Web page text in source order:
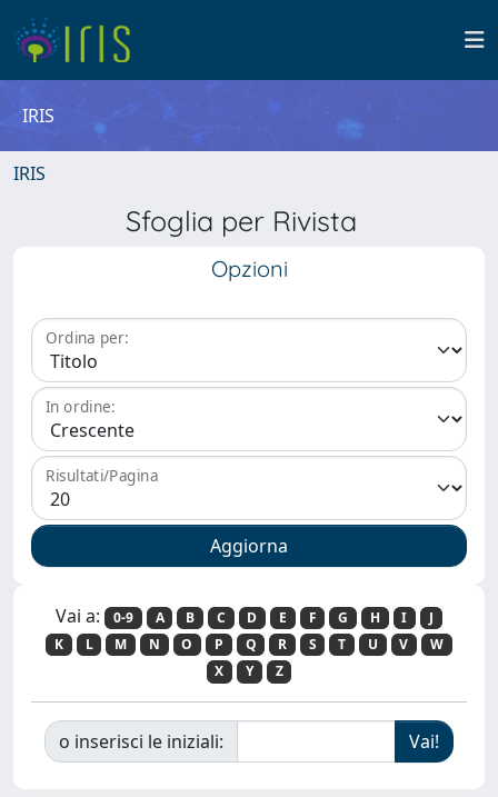
IRIS
IRIS
Sfoglia per Rivista
Opzioni
Ordina per:
In ordine:
Risultati/Pagina
Vai a: 0-9 A B C D E F G H I
J
K
L M N O P Q R S T U V
W
X
Y Z
o inserisci le iniziali: